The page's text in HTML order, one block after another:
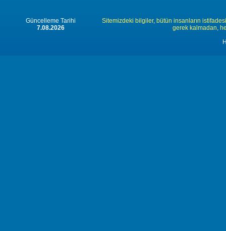
Güncelleme Tarihi
7.08.2026
Sitemizdeki bilgiler, bütün insanların
gerek kalmadan,